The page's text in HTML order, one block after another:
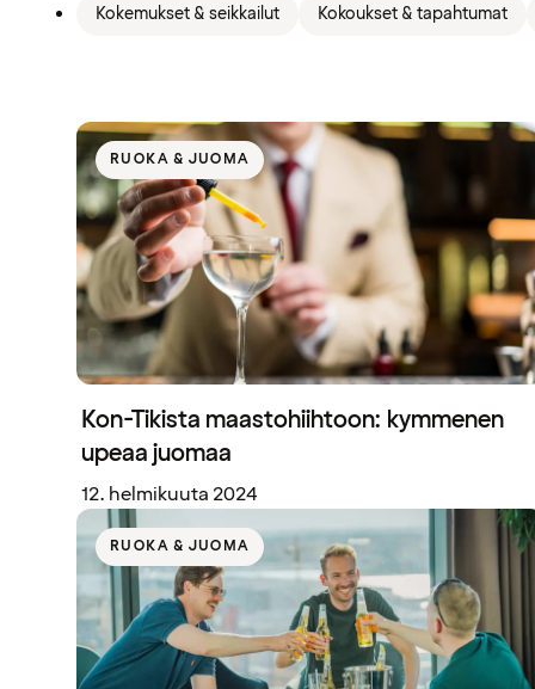
Kokemukset & seikkailut Kokoukset & tapahtumat
RUOKA & JUOMA
Kon-Tikista maastohiihtoon: kymmenen
upeaa juomaa
12. helmikuuta 2024
RUOKA & JUOMA